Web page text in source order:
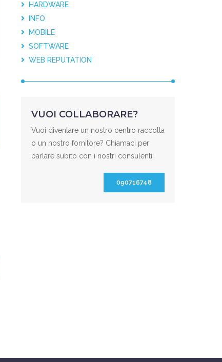
HARDWARE
INFO
MOBILE
SOFTWARE
WEB REPUTATION
VUOI COLLABORARE?
Vuoi diventare un nostro centro raccolta
o un nostro fornitore? Chiamaci per
parlare subito con i nostri consulenti!
090716748